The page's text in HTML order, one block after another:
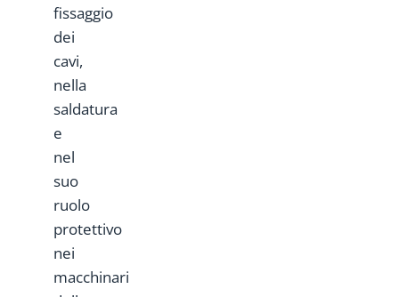
fissaggio
dei
cavi,
nella
saldatura
e
nel
suo
ruolo
protettivo
nei
macchinari